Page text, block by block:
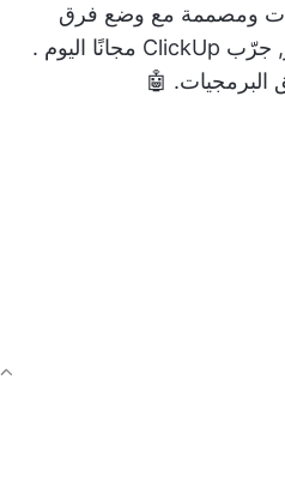
ومصممة مع وضع فرق
جرّب ClickUp مجانًا اليوم
.
البرمجيات. 🤖